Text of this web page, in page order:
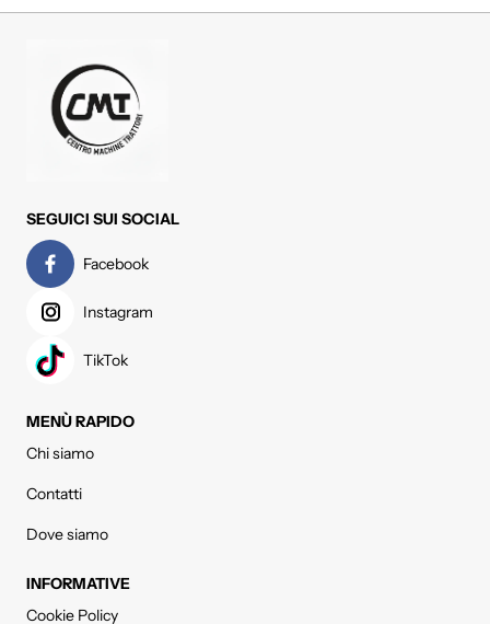
SEGUICI SUI SOCIAL
Facebook
Instagram
TikTok
MENÙ RAPIDO
Chi siamo
Contatti
Dove siamo
INFORMATIVE
Cookie Policy